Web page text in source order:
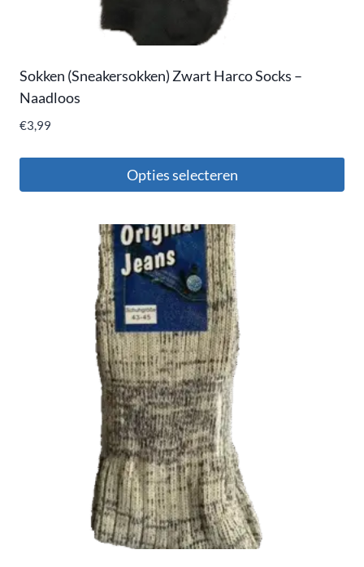
Sokken (Sneakersokken) Zwart Harco Socks –
Naadloos
€3,99
Opties selecteren